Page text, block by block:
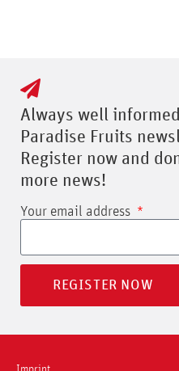
Always well
Paradise Fruits
Register now and
more news!
Your email address
REGISTER NOW